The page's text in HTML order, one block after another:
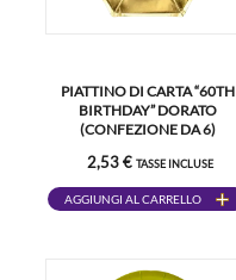
PIATTINO DI CARTA “60TH
BIRTHDAY” DORATO
(CONFEZIONE DA 6)
2,53 € TASSE INCLUSE
AGGIUNGI AL CARRELLO